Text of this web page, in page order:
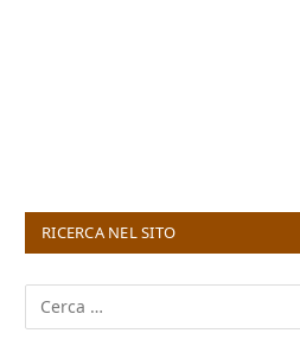
RICERCA NEL SITO